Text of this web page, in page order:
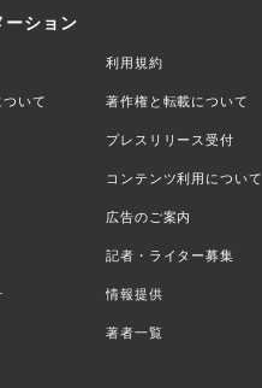
ーション
利用規約
いて 著作権と転載について
プレスリリース受付
コンテンツ利用について
広告のご案内
記者・ライター募集
情報提供
著者一覧